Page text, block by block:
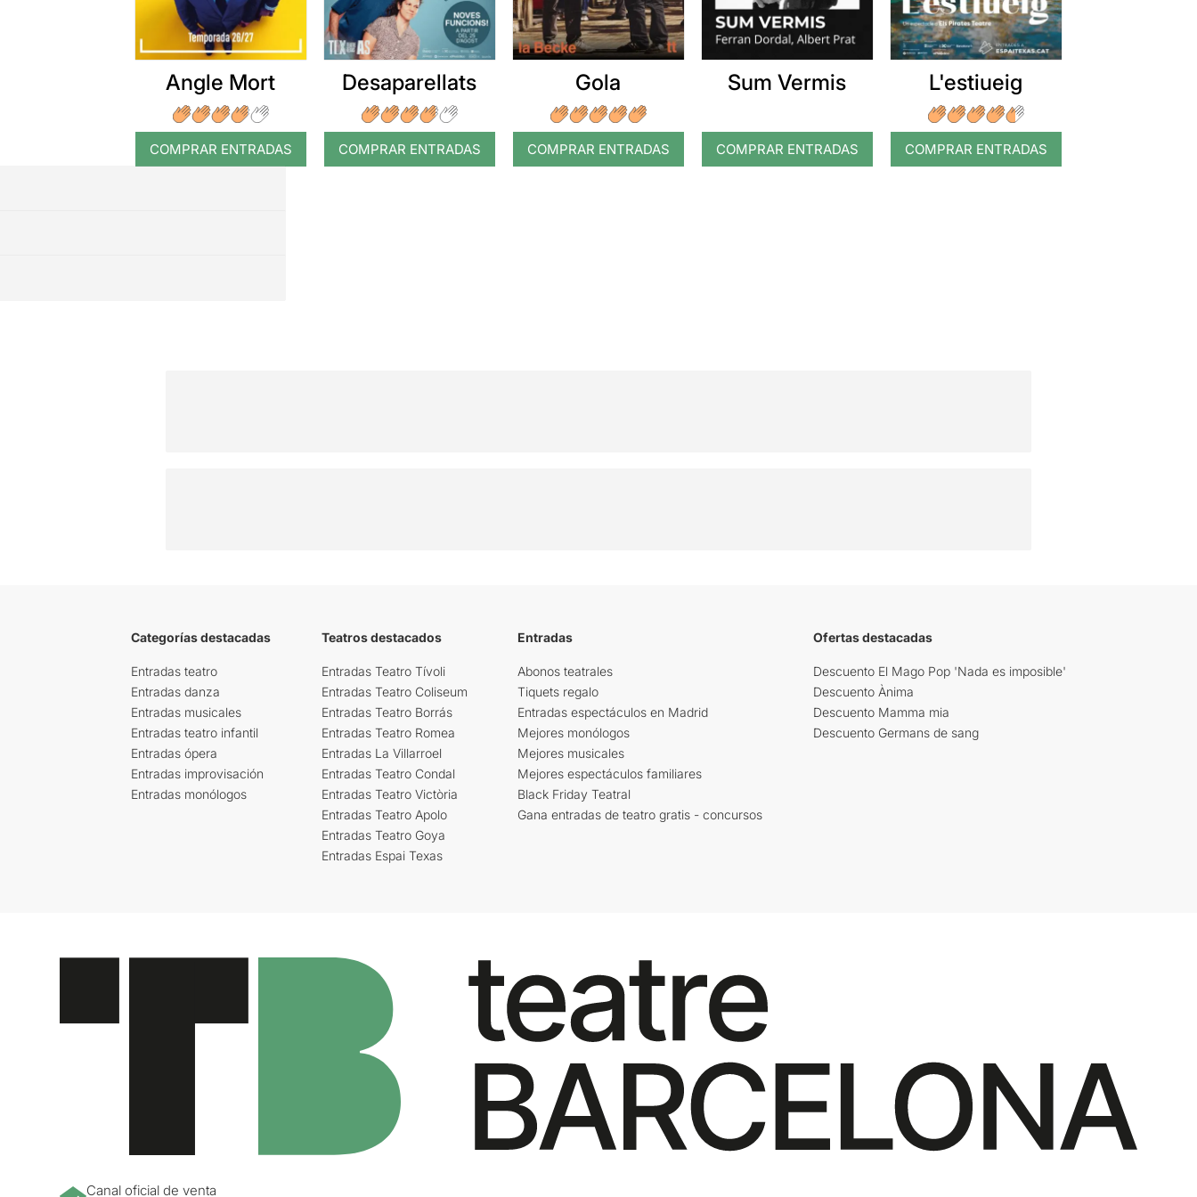
Angle Mort
COMPRAR ENTRADAS
Desaparellats
COMPRAR ENTRADAS
Gola
COMPRAR ENTRADAS
Sum Vermis
COMPRAR ENTRADAS
L'estiueig
COMPRAR ENTRADAS
Categorías destacadas
Entradas teatro
Entradas danza
Entradas musicales
Entradas teatro infantil
Entradas ópera
Entradas improvisación
Entradas monólogos
Teatros destacados
Entradas Teatro Tívoli
Entradas Teatro Coliseum
Entradas Teatro Borrás
Entradas Teatro Romea
Entradas La Villarroel
Entradas Teatro Condal
Entradas Teatro Victòria
Entradas Teatro Apolo
Entradas Teatro Goya
Entradas Espai Texas
Entradas
Abonos teatrales
Tiquets regalo
Entradas espectáculos en Madrid
Mejores monólogos
Mejores musicales
Mejores espectáculos familiares
Black Friday Teatral
Gana entradas de teatro gratis - concursos
Ofertas destacadas
Descuento El Mago Pop 'Nada es imposible'
Descuento Ànima
Descuento Mamma mia
Descuento Germans de sang
Canal oficial de venta